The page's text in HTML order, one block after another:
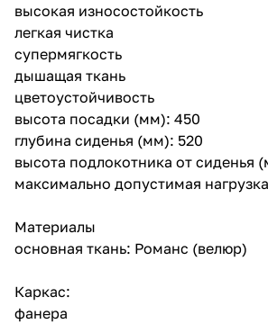
высокая износостойкость
легкая чистка
супермягкость
дышащая ткань
цветоустойчивость
высота посадки (мм): 450
глубина сиденья (мм): 520
высота подлокотника от сиденья
максимально допустимая
Материалы
основная ткань: Романс (велюр)
Каркас:
фанера